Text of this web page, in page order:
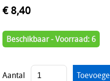
€ 8,40
Beschikbaar - Voorraad: 6
Aantal